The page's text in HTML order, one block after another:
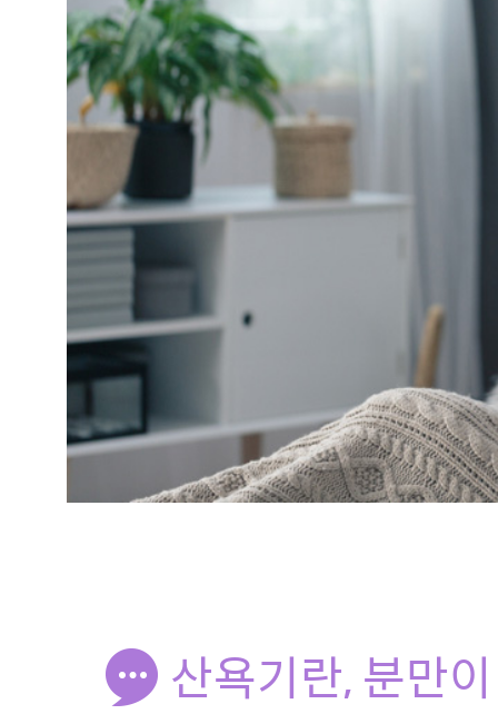
산욕기란, 분만